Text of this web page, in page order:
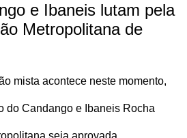
e Ibaneis lutam pela
Metropolitana de
mista acontece neste momento,
do Candango e Ibaneis Rocha
seja aprovada.